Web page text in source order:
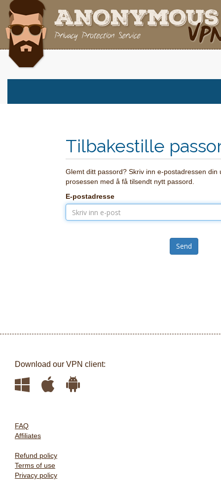
Tilbakestille
Glemt ditt passord? Skriv inn e-postadressen din
prosessen med å få tilsendt nytt passord.
E-postadresse
Send
Download our VPN client:
FAQ
Affiliates
Refund policy
Terms of use
Privacy policy